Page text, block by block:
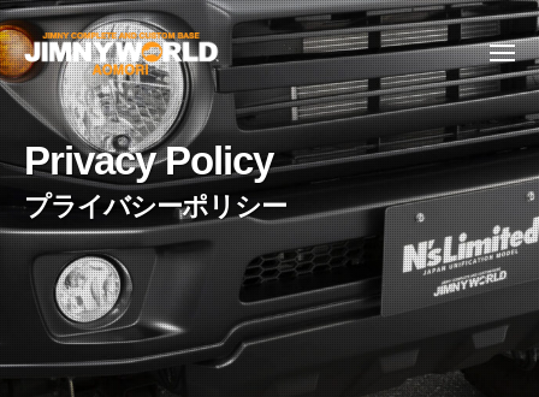
コ
ン
テ
へ
キ
C
o
s
s
ジ
ニ
ー
オ
リ
ナ
メ
ニ
ュ
ー
Privacy Policy
r
o
s
s
-
j